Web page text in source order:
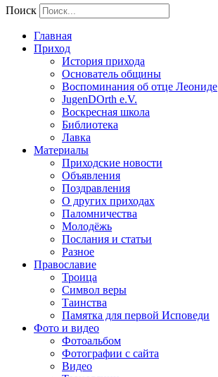
Поиск
Главная
Приход
История прихода
Основатель общины
Воспоминания об отце Леониде
JugenDOrth e.V.
Воскресная школа
Библиотека
Лавка
Материалы
Приходские новости
Объявления
Поздравления
О других приходах
Паломничества
Молодёжь
Послания и статьи
Разное
Православие
Троица
Символ веры
Таинства
Памятка для первой Исповеди
Фото и видео
Фотоальбом
Фотографии с сайта
Видео